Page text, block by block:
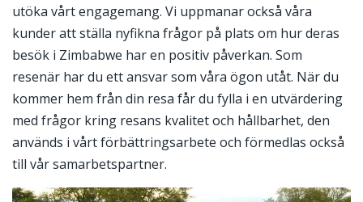
utöka vårt engagemang. Vi uppmanar också våra
kunder att ställa nyfikna frågor på plats om hur deras
besök i Zimbabwe har en positiv påverkan. Som
resenär har du ett ansvar som våra ögon utåt. När du
kommer hem från din resa får du fylla i en utvärdering
med frågor kring resans kvalitet och hållbarhet, den
används i vårt förbättringsarbete och förmedlas också
till vår samarbetspartner.